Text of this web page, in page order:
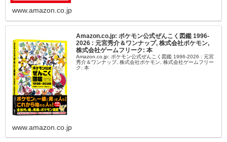
www.amazon.co.jp
Amazon.co.jp: ポケモン公式ぜんこく図鑑 1996-
2026 : 元宮秀介＆ワンナップ, 株式会社ポケモン,
株式会社ゲームフリーク: 本
Amazon.co.jp: ポケモン公式ぜんこく図鑑 1996-2026 : 元宮
秀介＆ワンナップ, 株式会社ポケモン, 株式会社ゲームフリー
ク: 本
www.amazon.co.jp